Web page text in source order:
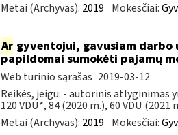
Metai (Archyvas): 2019 Mokesčiai:
Argyventojui, gavusiam darbo
papildomai sumokėti pajamų
Web turinio sąrašas 2019-03-12
Reikės, jeigu: - autorinis atlyginimas
120 VDU*, 84 (2020 m.), 60 VDU
Metai (Archyvas): 2019 Mokesčiai: